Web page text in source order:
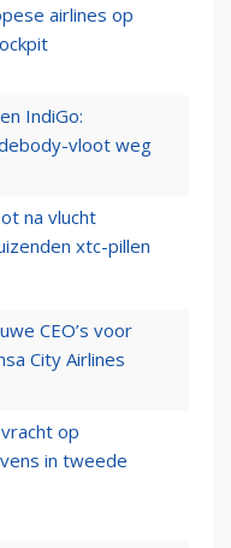
airlines op
IndiGo:
vloot weg
na vlucht
xtc-pillen
CEO’s voor
City Airlines
op
in tweede